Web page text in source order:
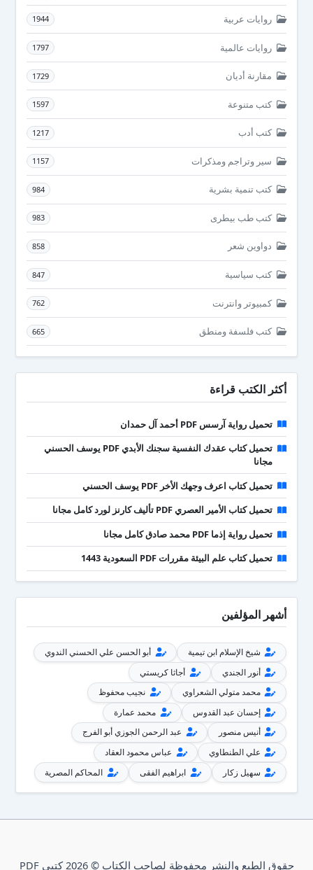
روايات عربية 1944
روايات عالمية 1797
مقارنة أديان 1729
كتب متنوعة 1597
كتب أدب 1217
سير وتراجم ومذكرات 1157
كتب تنمية بشرية 984
كتب طب بيطرى 983
دواوين شعر 858
كتب سياسية 847
كمبيوتر وانترنت 762
كتب فلسفة ومنطق 665
أكثر الكتب قراءة
تحميل رواية آرسس PDF أحمد آل حمدان
تحميل كتاب عقدك النفسية سجنك الأبدي PDF يوسف الحسني
مجانا
تحميل كتاب اعرف وجهك الأخر PDF يوسف الحسني
تحميل كتاب الأمير العصري PDF تأليف كارنز لورد كامل مجانا
تحميل رواية إذما PDF محمد صادق كامل مجانا
تحميل كتاب علم البيئة مقررات PDF السعودية 1443
أشهر المؤلفين
شيخ الإسلام ابن تيمية
أبو الحسن علي الحسني الندوي
أنور الجندي
أجاثا كريستي
محمد متولي الشعراوي
نجيب محفوظ
إحسان عبد القدوس
محمد عمارة
أنيس منصور
عبد الرحمن الجوزي أبو الفرج
علي الطنطاوي
عباس محمود العقاد
سهيل زكار
ابراهيم الفقى المحاكم المصرية
حقوق الطبع والنشر محفوظة لصاحب الكتاب © 2026 كتبي PDF